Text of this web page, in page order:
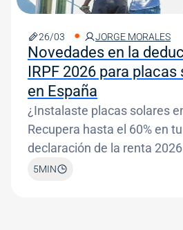
26/03 JORGE MORALES
Novedades en la
IRPF 2026 para
en España
¿Instalaste placas solares
Recupera hasta el 60% en tu
declaración de la renta
5MIN